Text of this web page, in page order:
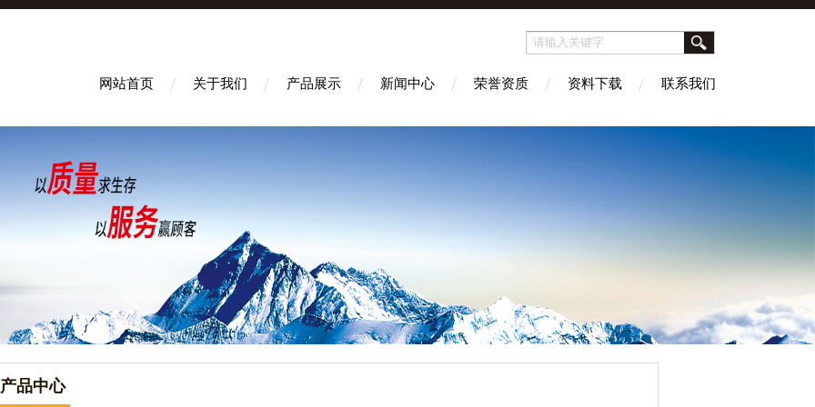
网站首页 关于我们 产品展示 新闻中心 荣誉资质 资料下载 联系我们
产品中心